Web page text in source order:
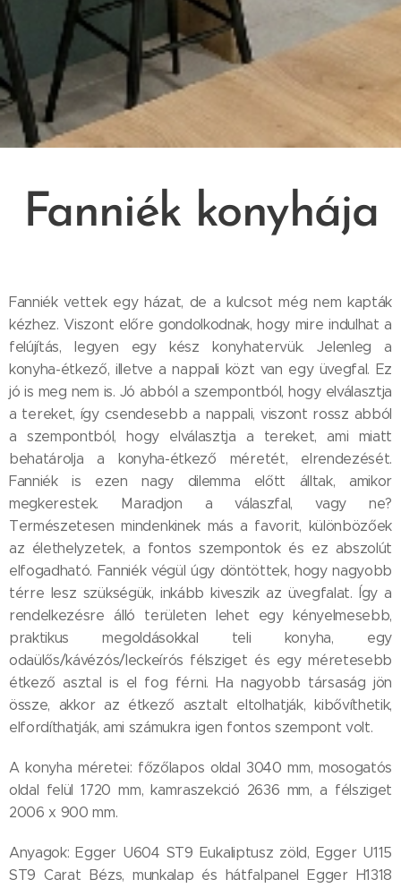
Fanniék konyhája
Fanniék vettek egy házat, de a kulcsot még nem kapták
kézhez. Viszont előre gondolkodnak, hogy mire indulhat a
felújítás, legyen egy kész konyhatervük. Jelenleg a
konyha-étkező, illetve a nappali közt van egy üvegfal. Ez
jó is meg nem is. Jó abból a szempontból, hogy elválasztja
a tereket, így csendesebb a nappali, viszont rossz abból
a szempontból, hogy elválasztja a tereket, ami miatt
behatárolja a konyha-étkező méretét, elrendezését.
Fanniék is ezen nagy dilemma előtt álltak, amikor
megkerestek. Maradjon a válaszfal, vagy ne?
Természetesen mindenkinek más a favorit, különbözőek
az élethelyzetek, a fontos szempontok és ez abszolút
elfogadható. Fanniék végül úgy döntöttek, hogy nagyobb
térre lesz szükségük, inkább kiveszik az üvegfalat. Így a
rendelkezésre álló területen lehet egy kényelmesebb,
praktikus megoldásokkal teli konyha, egy
odaülős/kávézós/leckeírós félsziget és egy méretesebb
étkező asztal is el fog férni. Ha nagyobb társaság jön
össze, akkor az étkező asztalt eltolhatják, kibővíthetik,
elfordíthatják, ami számukra igen fontos szempont volt.
A konyha méretei: főzőlapos oldal 3040 mm, mosogatós
oldal felül 1720 mm, kamraszekció 2636 mm, a félsziget
2006 x 900 mm.
Anyagok: Egger U604 ST9 Eukaliptusz zöld, Egger U115
ST9 Carat Bézs, munkalap és hátfalpanel Egger H1318